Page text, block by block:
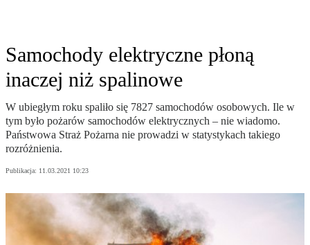
Samochody elektryczne płoną
inaczej niż spalinowe
W ubiegłym roku spaliło się 7827 samochodów osobowych. Ile w
tym było pożarów samochodów elektrycznych – nie wiadomo.
Państwowa Straż Pożarna nie prowadzi w statystykach takiego
rozróżnienia.
Publikacja: 11.03.2021 10:23